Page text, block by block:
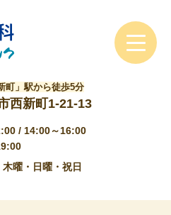
/ 14:00～16:00
曜・日曜・祝日
町」駅から徒歩5分
西新町1-21-13